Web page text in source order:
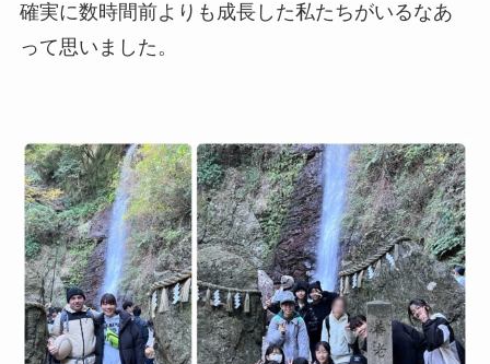
確実に数時間前よりも成長した私たちがいるなあ
って思いました。